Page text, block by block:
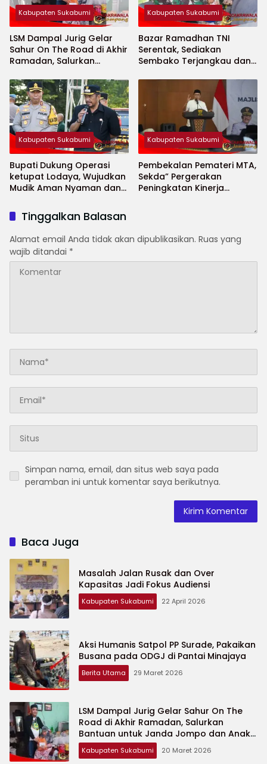
Kabupaten Sukabumi
LSM Dampal Jurig Gelar
Sahur On The Road di Akhir
Ramadan, Salurkan
Jompo dan Anak Yatim
Kabupaten Sukabumi
Bazar Ramadhan TNI
Serentak, Sediakan
Sembako Terjangkau dan
Kabupaten Sukabumi
Bupati Dukung Operasi
ketupat Lodaya, Wujudkan
Mudik Aman Nyaman dan
Kabupaten Sukabumi
Pembekalan Pemateri MTA,
Sekda” Pergerakan
Peningkatan Kinerja
Tinggalkan Balasan
Alamat email Anda tidak akan dipublikasikan. Ruas yang
wajib ditandai *
Simpan nama, email, dan situs web saya pada
peramban ini untuk komentar saya berikutnya.
Baca Juga
Masalah Jalan Rusak dan Over
Kapasitas Jadi Fokus Audiensi
Kabupaten Sukabumi 22 April 2026
Aksi Humanis Satpol PP Surade, Pakaikan
Busana pada ODGJ di Pantai Minajaya
Berita Utama 29 Maret 2026
LSM Dampal Jurig Gelar Sahur On The
Road di Akhir Ramadan, Salurkan
Bantuan untuk Janda Jompo dan Anak
Yatim
Kabupaten Sukabumi 20 Maret 2026